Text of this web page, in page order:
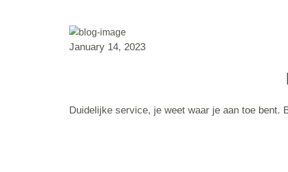
January 14, 2023
Duidelijke service, je weet waar je aan toe bent.